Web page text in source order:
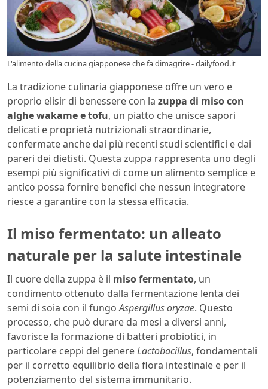
L'alimento della cucina giapponese che fa dimagrire - dailyfood.it
La tradizione culinaria giapponese offre un vero e
proprio elisir di benessere con la zuppa di miso con
alghe wakame e tofu, un piatto che unisce sapori
delicati e proprietà nutrizionali straordinarie,
confermate anche dai più recenti studi scientifici e dai
pareri dei dietisti. Questa zuppa rappresenta uno degli
esempi più significativi di come un alimento semplice e
antico possa fornire benefici che nessun integratore
riesce a garantire con la stessa efficacia.
Il miso fermentato: un alleato
naturale per la salute intestinale
Il cuore della zuppa è il miso fermentato, un
condimento ottenuto dalla fermentazione lenta dei
semi di soia con il fungoAspergillus oryzae. Questo
processo, che può durare da mesi a diversi anni,
favorisce la formazione di batteri probiotici, in
particolare ceppi del genereLactobacillus, fondamentali
per il corretto equilibrio della flora intestinale e per il
potenziamento del sistema immunitario.